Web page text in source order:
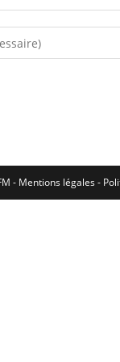
- Mentions légales -